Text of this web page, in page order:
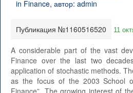
Публикация №1160516520 11
A considerable part of the vast
Finance over the last two
application of stochastic methods.
as the focus of the 2003 School
Finance”. The growing interest of